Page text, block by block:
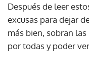
Después de leer
excusas para dejar
más bien, sobran
por todas y poder